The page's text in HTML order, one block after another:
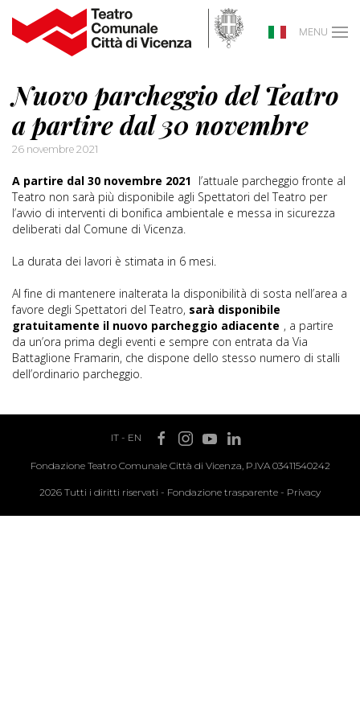
MENU
Nuovo parcheggio del Teatro
a partire dal 30 novembre
26 novembre 2021
A partire dal 30 novembre 2021 l’attuale parcheggio fronte al
Teatro non sarà più disponibile agli Spettatori del Teatro per
l’avvio di interventi di bonifica ambientale e messa in sicurezza
deliberati dal Comune di Vicenza.
La durata dei lavori è stimata in 6 mesi.
Al fine di mantenere inalterata la disponibilità di sosta nell’area a
favore degli Spettatori del Teatro, sarà disponibile
gratuitamente il nuovo parcheggio adiacente , a partire
da un’ora prima degli eventi e sempre con entrata da Via
Battaglione Framarin, che dispone dello stesso numero di stalli
dell’ordinario parcheggio.
IT- EN
Fondazione Teatro Comunale Città di Vicenza, P.IVA 03411540242
2026 Tutti i diritti riservati - Fondazione trasparente - Privacy